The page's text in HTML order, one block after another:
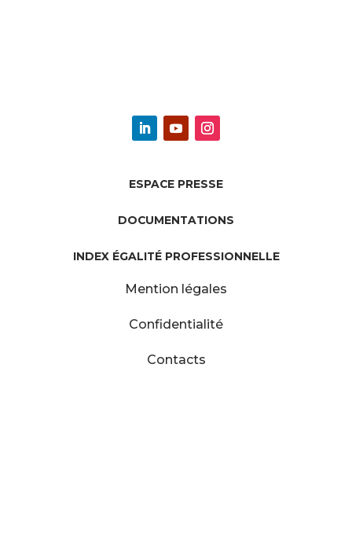
ESPACE PRESSE
DOCUMENTATIONS
INDEX ÉGALITÉ PROFESSIONNELLE
Mention légales
Confidentialité
Contacts